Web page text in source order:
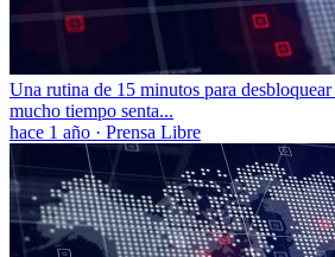
Una rutina de 15 minutos para desbloquear
mucho tiempo senta...
hace 1 año · Prensa Libre